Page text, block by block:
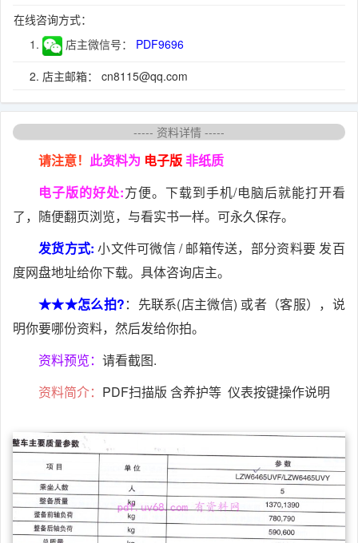
在线咨询方式：
1.
店主微信号：
PDF9696
2. 店主邮箱： cn8115@qq.com
----- 资料详情 -----
请注意！ 此资料为 电子版非纸质
电子版的好处:方便。下载到手机/电脑后就能打开看
了，随便翻页浏览，与看实书一样。可永久保存。
发货方式: 小文件可微信 / 邮箱传送，部分资料要 发百
度网盘地址给你下载。具体咨询店主。
★★★怎么拍?：先联系(店主微信) 或者（客服），说
明你要哪份资料，然后发给你拍。
资料预览： 请看截图.
资料简介： PDF扫描版 含养护等 仪表按键操作说明